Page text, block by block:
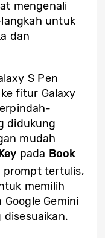
mengenali
untuk
dan
S Pen
fitur Galaxy
didukung
mudah
pada Book
prompt tertulis,
memilih
Gemini